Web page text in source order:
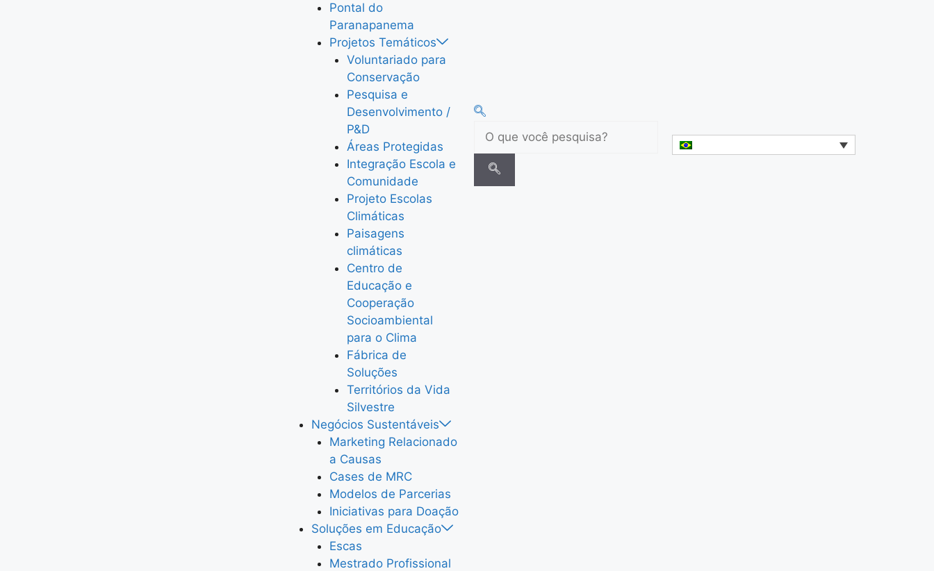
Pontal do
Paranapanema
Projetos Temáticos
Voluntariado para
Conservação
Pesquisa e
Desenvolvimento /
P&D
Áreas Protegidas
Integração Escola e
Comunidade
Projeto Escolas
Climáticas
Paisagens
climáticas
Centro de
Educação e
Cooperação
Socioambiental
para o Clima
Fábrica de
Soluções
Territórios da Vida
Silvestre
Negócios Sustentáveis
Marketing Relacionado
a Causas
Cases de MRC
Modelos de Parcerias
Iniciativas para Doação
Soluções em Educação
Escas
Mestrado Profissional